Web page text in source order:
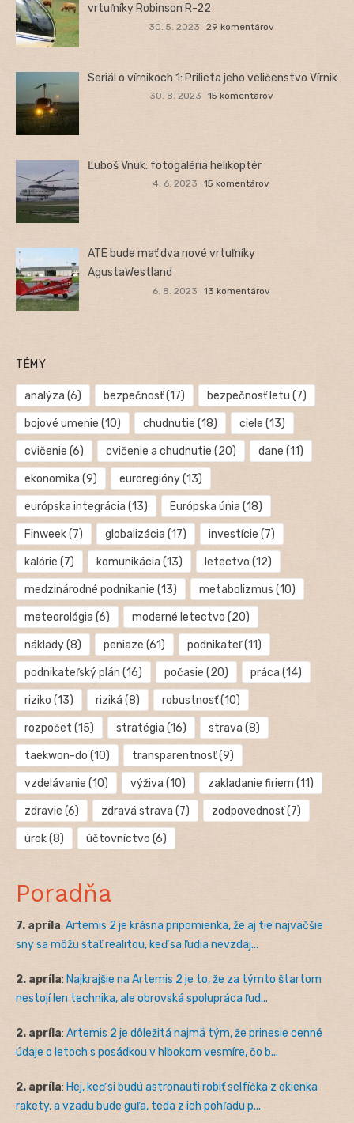
vrtuľníky Robinson R-22
30. 5. 2023 29 komentárov
Seriál o vírnikoch 1: Prilieta jeho veličenstvo Vírnik
30. 8. 2023 15 komentárov
Ľuboš Vnuk: fotogaléria helikoptér
4. 6. 2023 15 komentárov
ATE bude mať dva nové vrtuľníky
AgustaWestland
6. 8. 2023 13 komentárov
TÉMY
analýza (6) bezpečnosť(17) bezpečnosť letu (7)
bojové umenie (10) chudnutie (18) ciele (13)
cvičenie (6) cvičenie a chudnutie (20) dane (11)
ekonomika (9) euroregióny(13)
európska integrácia (13) Európska únia (18)
Finweek(7) globalizácia (17) investície (7)
kalórie (7) komunikácia (13) letectvo (12)
medzinárodné podnikanie (13) metabolizmus (10)
meteorológia (6) moderné letectvo (20)
náklady(8) peniaze (61) podnikateľ(11)
podnikateľský plán (16) počasie (20) práca (14)
riziko (13) riziká (8) robustnosť(10)
rozpočet (15) stratégia (16) strava (8)
taekwon-do (10) transparentnosť(9)
vzdelávanie (10) výživa (10) zakladanie firiem (11)
zdravie (6) zdravá strava (7) zodpovednosť(7)
úrok(8) účtovníctvo (6)
Poradňa
7. apríla: Artemis 2 je krásna pripomienka, že aj tie najväčšie
sny sa môžu stať realitou, keď sa ľudia nevzdaj...
2. apríla: Najkrajšie na Artemis 2 je to, že za týmto štartom
nestojí len technika, ale obrovská spolupráca ľud...
2. apríla: Artemis 2 je dôležitá najmä tým, že prinesie cenné
údaje o letoch s posádkou v hlbokom vesmíre, čo b...
2. apríla: Hej, keď si budú astronauti robiť selfíčka z okienka
rakety, a vzadu bude guľa, teda z ich pohľadu p...